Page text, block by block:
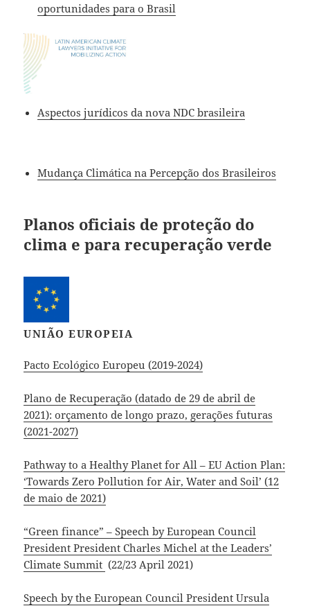
oportunidades para o Brasil
Aspectos jurídicos da nova NDC brasileira
Mudança Climática na Percepção dos Brasileiros
Planos oficiais de proteção do
clima e para recuperação verde
UNIÃO EUROPEIA
Pacto Ecológico Europeu (2019-2024)
Plano de Recuperação (datado de 29 de abril de
2021): orçamento de longo prazo, gerações futuras
(2021-2027)
Pathway to a Healthy Planet for All – EU Action Plan:
‘Towards Zero Pollution for Air, Water and Soil’ (12
de maio de 2021)
“Green finance” – Speech by European Council
President President Charles Michel at the Leaders’
Climate Summit (22/23 April 2021)
Speech by the European Council President Ursula